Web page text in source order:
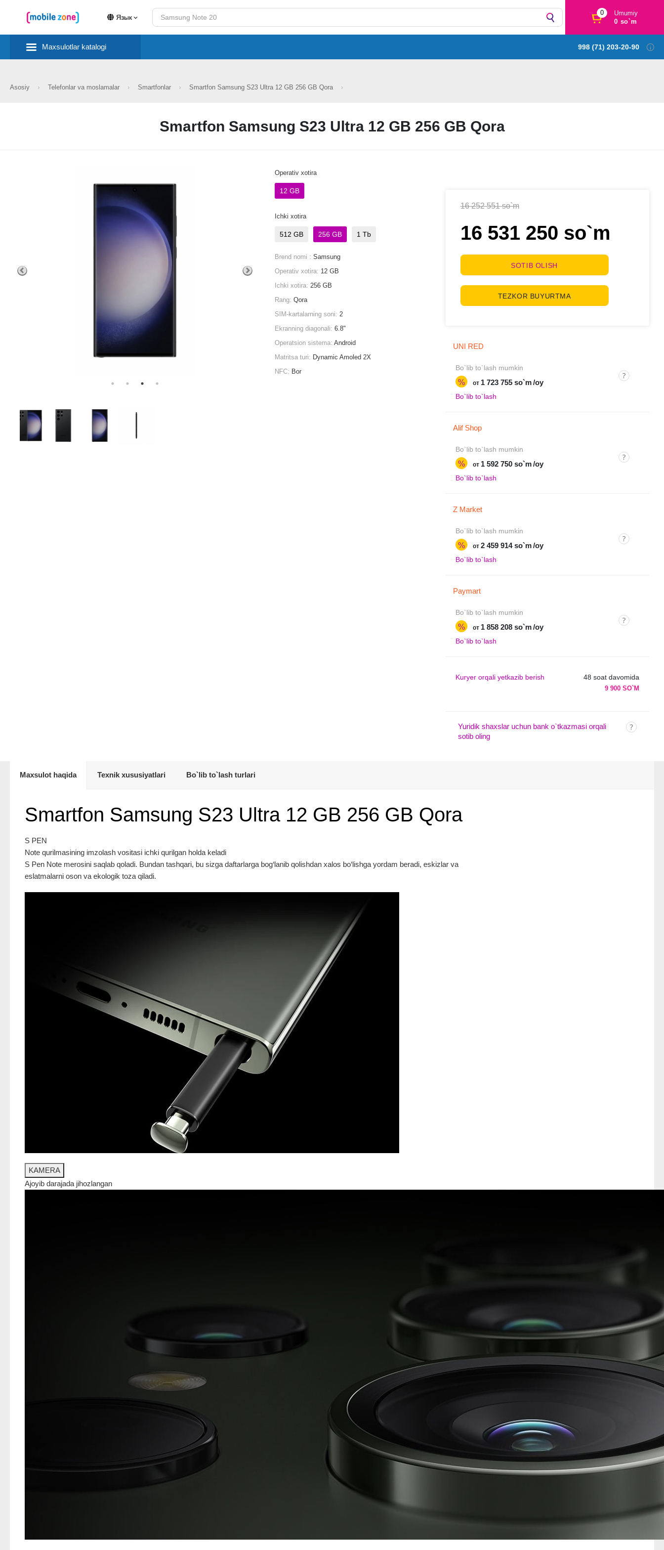
Язык
0
Umumiy
0 so`m
Maxsulotlar katalogi 998 (71) 203-20-90
Asosiy Telefonlar va moslamalar Smartfonlar Smartfon Samsung S23 Ultra 12 GB 256 GB Qora
Smartfon Samsung S23 Ultra 12 GB 256 GB Qora
16 252 551 so`m
16 531 250 so`m
SOTIB OLISH
TEZKOR BUYURTMA
UNI RED
Bo`lib to`lash mumkin
% от 1 723 755 so`m /oy
Bo`lib to`lash
Alif Shop
Bo`lib to`lash mumkin
% от 1 592 750 so`m /oy
Bo`lib to`lash
Z Market
Bo`lib to`lash mumkin
% от 2 459 914 so`m /oy
Bo`lib to`lash
Paymart
Bo`lib to`lash mumkin
% от 1 858 208 so`m /oy
Bo`lib to`lash
Kuryer orqali yetkazib berish 48 soat davomida
9 900 SO`M
Yuridik shaxslar uchun bank o`tkazmasi orqali
sotib oling
Operativ xotira
12 GB
Ichki xotira
512 GB 256 GB 1 Tb
Brend nomi :Samsung
Operativ xotira: 12 GB
Ichki xotira:256 GB
Rang:Qora
SIM-kartalarning soni:2
Ekranning diagonali:6.8"
Operatsion sistema:Android
Matritsa turi: Dynamic Amoled 2X
NFC: Bor
Maxsulot haqida Texnik xususiyatlari Bo`lib to`lash turlari
Smartfon Samsung S23 Ultra 12 GB 256 GB Qora
S PEN
Note qurilmasining imzolash vositasi ichki qurilgan holda keladi
S Pen Note merosini saqlab qoladi. Bundan tashqari, bu sizga daftarlarga bog‘lanib qolishdan xalos bo‘lishga yordam beradi, eskizlar va
eslatmalarni oson va ekologik toza qiladi.
KAMERA
Ajoyib darajada jihozlangan